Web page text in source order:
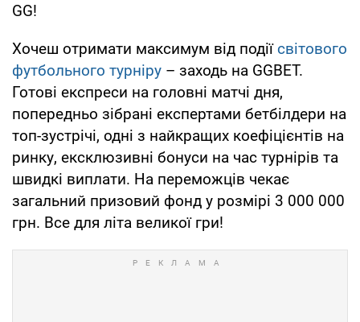
GG!
Хочеш отримати максимум від подіїсвітового
футбольного турніру – заходь на GGBET.
Готові експреси на головні матчі дня,
попередньо зібрані експертами бетбілдери на
топ-зустрічі, одні з найкращих коефіцієнтів на
ринку, ексклюзивні бонуси на час турнірів та
швидкі виплати. На переможців чекає
загальний призовий фонд у розмірі 3 000 000
грн. Все для літа великої гри!